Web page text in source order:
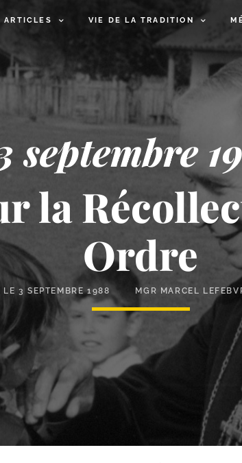
ARTICLES VIE DE LA TRADITION
septembre
la
Ordre
LE 3 SEPTEMBRE 1988 MGR MARCEL